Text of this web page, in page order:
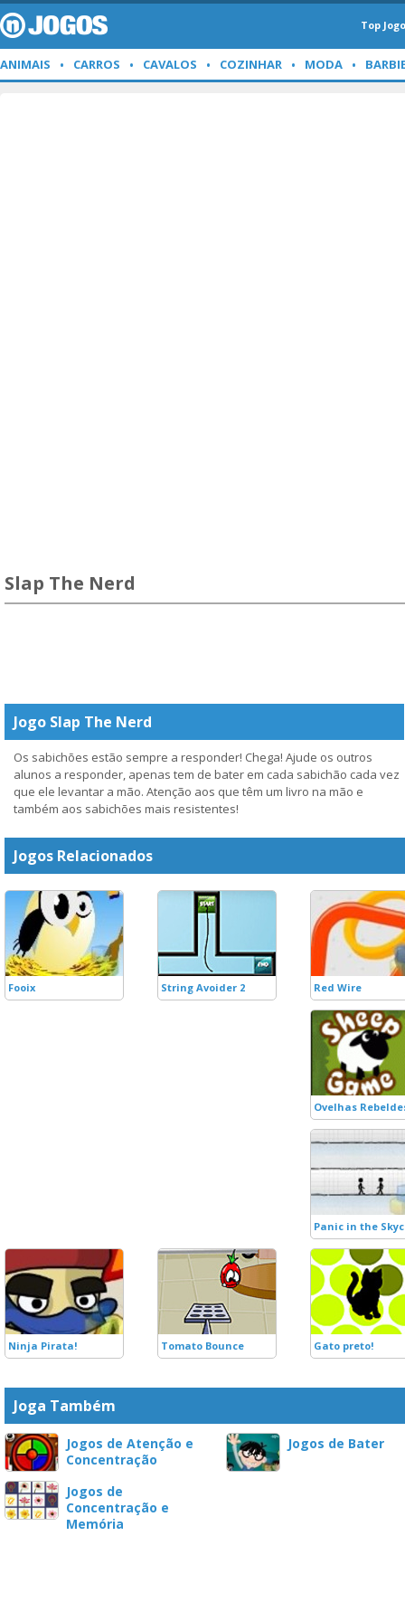
Top
ANIMAIS CARROS CAVALOS COZINHAR MODA
Slap The Nerd
Jogo Slap The Nerd
Os sabichões estão sempre a responder! Chega! Ajude os outros
alunos a responder, apenas tem de bater em cada sabichão cada vez
que ele levantar a mão. Atenção aos que têm um livro na mão e
também aos sabichões mais resistentes!
Jogos Relacionados
Fooix String Avoider 2 Red Wire
Ovelhas
Panic in the
Ninja Pirata! Tomato Bounce Gato preto!
Joga Também
Jogos de Atenção e
Concentração
Jogos de Bater
Jogos de
Concentração e
Memória